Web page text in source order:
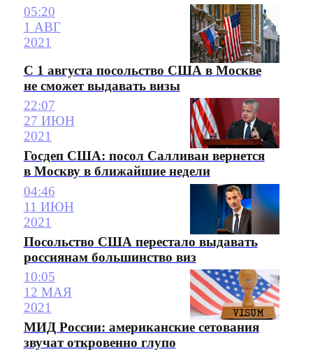
05:20
1 АВГ
2021
С 1 августа посольство США в Москве
не сможет выдавать визы
22:07
27 ИЮН
2021
Госдеп США: посол Салливан вернется
в Москву в ближайшие недели
04:46
11 ИЮН
2021
Посольство США перестало выдавать
россиянам большинство виз
10:05
12 МАЯ
2021
МИД России: американские сетования
звучат откровенно глупо